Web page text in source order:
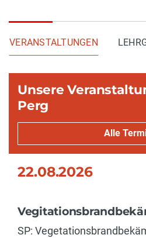
VERANSTALTUNGEN
Unsere
Perg
Alle
22.08.2026
SP: